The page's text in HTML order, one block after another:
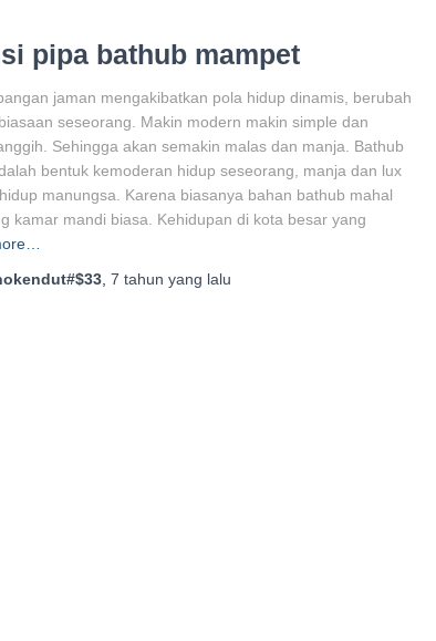
pipa bathub mampet
jaman mengakibatkan pola hidup dinamis, berubah
seseorang. Makin modern makin simple dan
Sehingga akan semakin malas dan manja. Bathub
bentuk kemoderan hidup seseorang, manja dan lux
manungsa. Karena biasanya bahan bathub mahal
kamar mandi biasa. Kehidupan di kota besar yang
7 tahun yang lalu